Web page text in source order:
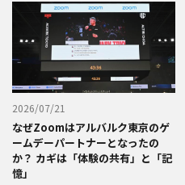
2026/07/21
なぜZoomはアルバルク東京のゲ
ームデーパートナーとなったの
か？ カギは「体験の共有」と「記
憶」